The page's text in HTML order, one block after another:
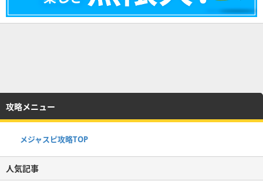
攻略メニュー
メジャスピ攻略TOP
人気記事